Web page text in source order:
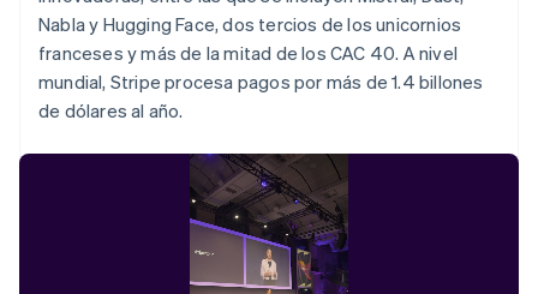
Nabla y Hugging Face, dos tercios de los unicornios
franceses y más de la mitad de los CAC 40. A nivel
mundial, Stripe procesa pagos por más de 1.4 billones
de dólares al año.
English
México
EspañolEnglish
Noruega
English